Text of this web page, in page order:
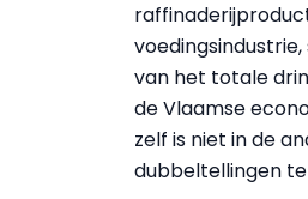
van het totale
de Vlaamse
zelf is niet in de
dubbeltellingen